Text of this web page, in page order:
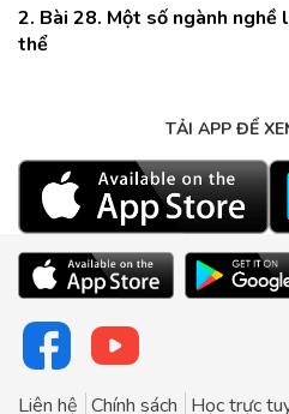
2. Bài 28. Một số ngành nghề
thể
TẢI APP ĐỂ
Liên hệ Chính sách Học trực